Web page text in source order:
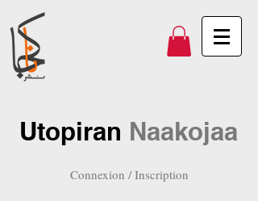
Utopiran Naakojaa
Connexion / Inscription